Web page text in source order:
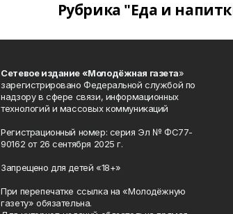
Рубрика "Еда и
Сетевое издание «Молодёжная газета»
зарегистрировано Федеральной службой по
надзору в сфере связи, информационных
технологий и массовых коммуникаций
Регистрационный номер: серия Эл № ФС77-
90162 от 26 сентября 2025 г.
Запрещено для детей «18+»
При перепечатке ссылка на «Молодёжную
газету» обязательна.